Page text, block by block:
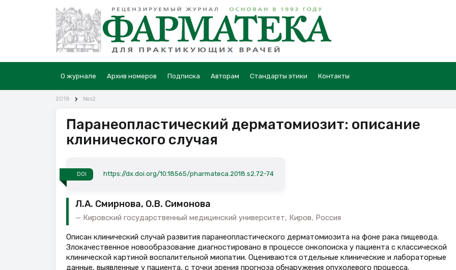
О журнале Архив номеров Подписка Авторам Стандарты этики Контакты
2018 №s2
Паранеопластический дерматомиозит: описание
клинического случая
DOI https://dx.doi.org/10.18565/pharmateca.2018.s2.72-74
Л.А. Смирнова, О.В. Симонова
Кировский государственный медицинский университет, Киров, Россия
Описан клинический случай развития паранеопластического дерматомиозита на фоне рака пищевода.
Злокачественное новообразование диагностировано в процессе онкопоиска у пациента с классической
клинической картиной воспалительной миопатии. Оцениваются отдельные клинические и лабораторные
данные, выявленные у пациента, с точки зрения прогноза обнаружения опухолевого процесса.